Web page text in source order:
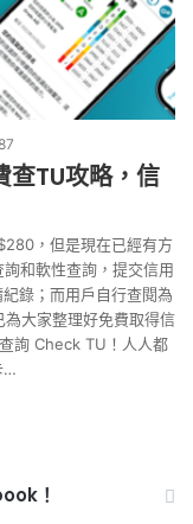
查TU攻略，信
，但是現在已經有方
和軟性查詢，提交信用
錄；而用戶自行查閱為
大家整理好免費取得信
詢 Check TU！人人都
…
！